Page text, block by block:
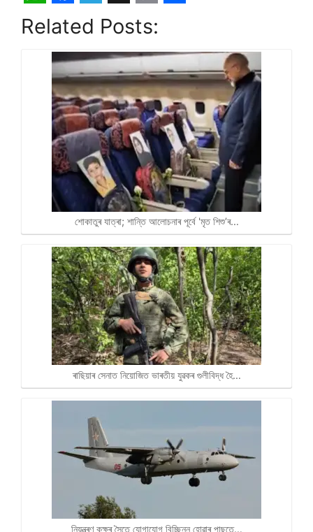
W
h
F
a
c
e
b
o
o
k
T
e
l
e
g
r
a
m
X
C
o
p
y
L
i
n
k
a
r
e
Related Posts:
শোকাতুৰ যাত্ৰা; শান্তি আলোচনাৰ পূৰ্বে 'মৃত শিশু’ৰ…
ৰাছিয়াৰ সেনাত নিয়োজিত ভাৰতীয় যুৱকৰ গুলীবিদ্ধ হৈ…
নিয়ন্ত্ৰণ কক্ষৰ সৈতে যোগাযোগ বিচ্ছিন্ন হোৱাৰ পাছতে…